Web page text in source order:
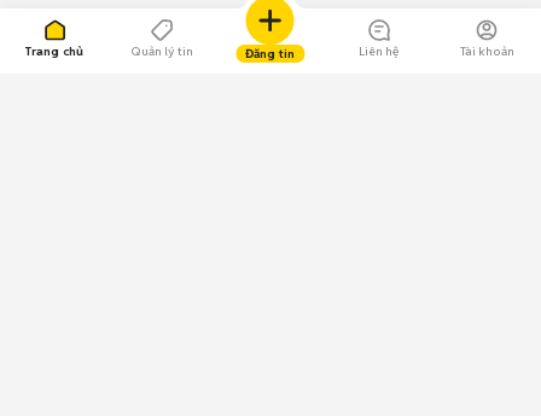
Trang chủ Quản lý tin Đăng tin Liên hệ Tài khoản